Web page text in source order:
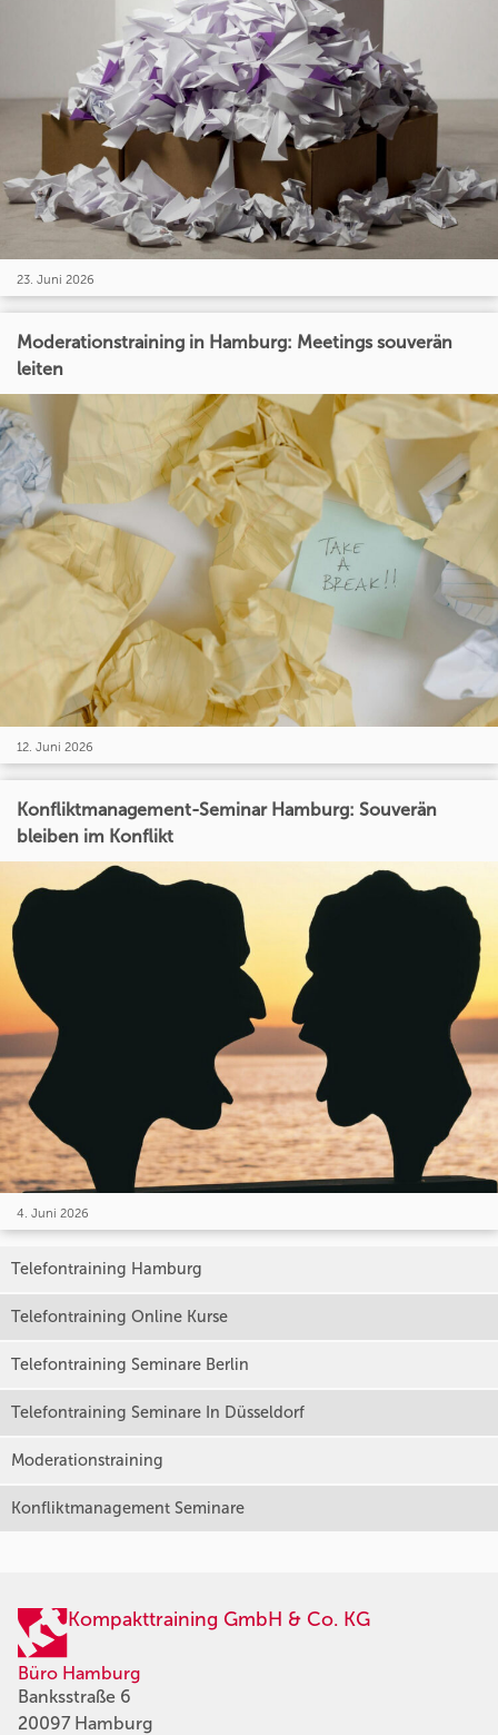
23. Juni 2026
Moderationstraining in Hamburg: Meetings souverän
leiten
12. Juni 2026
Konfliktmanagement-Seminar Hamburg: Souverän
bleiben im Konflikt
4. Juni 2026
Telefontraining Hamburg
Telefontraining Online Kurse
Telefontraining Seminare Berlin
Telefontraining Seminare In Düsseldorf
Moderationstraining
Konfliktmanagement Seminare
Kompakttraining GmbH & Co. KG
Büro Hamburg
Banksstraße 6
20097 Hamburg